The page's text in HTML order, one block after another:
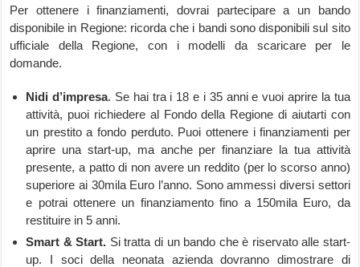
Per ottenere i finanziamenti, dovrai partecipare a un bando
disponibile in Regione: ricorda che i bandi sono disponibili sul sito
ufficiale della Regione, con i modelli da scaricare per le
domande.
Nidi d’impresa. Se hai tra i 18 e i 35 anni e vuoi aprire la tua
attività, puoi richiedere al Fondo della Regione di aiutarti con
un prestito a fondo perduto. Puoi ottenere i finanziamenti per
aprire una start-up, ma anche per finanziare la tua attività
presente, a patto di non avere un reddito (per lo scorso anno)
superiore ai 30mila Euro l’anno. Sono ammessi diversi settori
e potrai ottenere un finanziamento fino a 150mila Euro, da
restituire in 5 anni.
Smart & Start. Si tratta di un bando che è riservato alle start-
up. I soci della neonata azienda dovranno dimostrare di